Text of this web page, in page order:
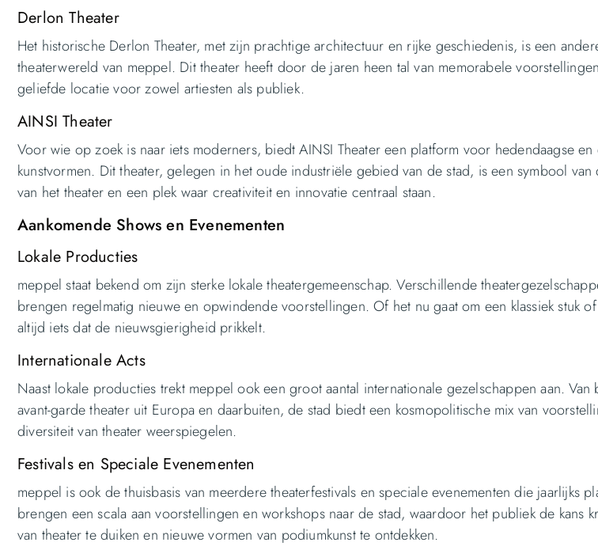
Derlon Theater
Het historische Derlon Theater, met zijn prachtige architectuur en rijke geschiedenis, is een
theaterwereld van meppel. Dit theater heeft door de jaren heen tal van memorabele
geliefde locatie voor zowel artiesten als publiek.
AINSI Theater
Voor wie op zoek is naar iets moderners, biedt AINSI Theater een platform voor hedendaagse en
kunstvormen. Dit theater, gelegen in het oude industriële gebied van de stad, is een symbool
van het theater en een plek waar creativiteit en innovatie centraal staan.
Aankomende Shows en Evenementen
Lokale Producties
meppel staat bekend om zijn sterke lokale theatergemeenschap. Verschillende
brengen regelmatig nieuwe en opwindende voorstellingen. Of het nu gaat om een klassiek stuk
altijd iets dat de nieuwsgierigheid prikkelt.
Internationale Acts
Naast lokale producties trekt meppel ook een groot aantal internationale gezelschappen aan. Van
avant-garde theater uit Europa en daarbuiten, de stad biedt een kosmopolitische mix van
diversiteit van theater weerspiegelen.
Festivals en Speciale Evenementen
meppel is ook de thuisbasis van meerdere theaterfestivals en speciale evenementen die jaarlijks
brengen een scala aan voorstellingen en workshops naar de stad, waardoor het publiek de kans
van theater te duiken en nieuwe vormen van podiumkunst te ontdekken.